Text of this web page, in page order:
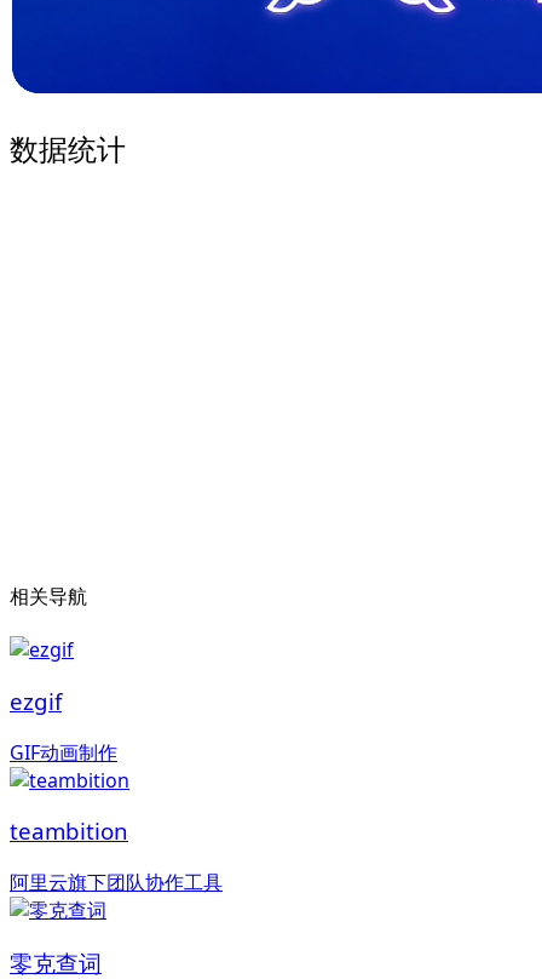
数据统计
相关导航
ezgif
GIF动画制作
teambition
阿里云旗下团队协作工具
零克查词